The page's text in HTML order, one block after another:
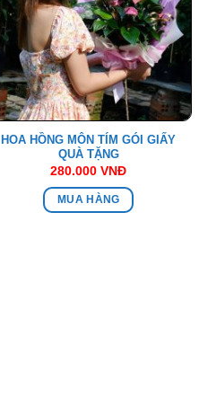
HOA HỒNG MÔN TÍM GÓI GIẤY
QUÀ TẶNG
280.000VNĐ
MUA HÀNG